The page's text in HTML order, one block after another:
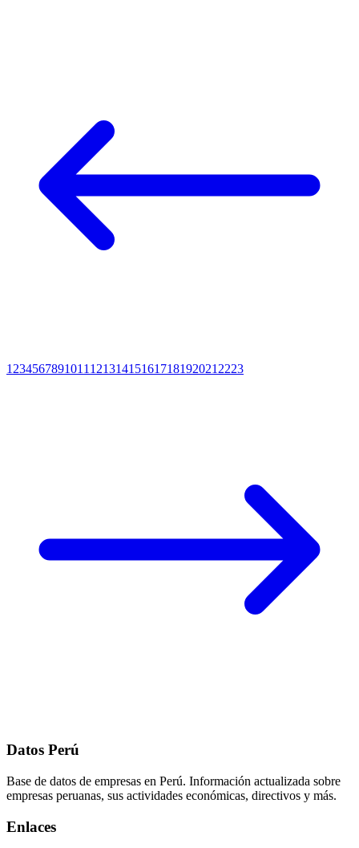
1 234567891011 12131415161718192021 2223
Datos Perú
Base de datos de empresas en Perú. Información actualizada sobre
empresas peruanas, sus actividades económicas, directivos y más.
Enlaces